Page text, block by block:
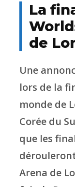
La
de
Une
lors de la
monde de
Corée du
que les
Arena de